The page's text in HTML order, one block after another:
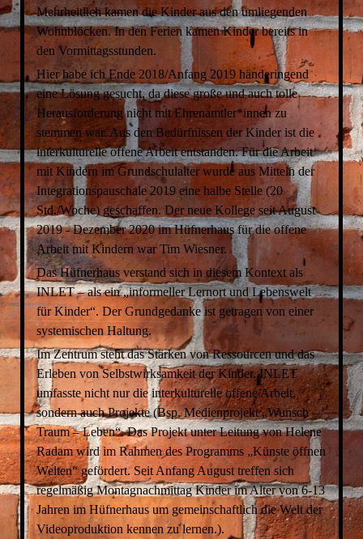
Mehrheitlich kamen die Kinder aus den umliegenden
Wohnblöcken. In den Ferien kamen Kinder bereits in
den Vormittagsstunden.
Hier habe ich Ende 2018/Anfang 2019 händeringend
eine Lösung gesucht, da diese große und auch tolle
Herausforderung nicht mit Ehrenamtler*innen zu
stemmen war. Aus den Bedürfnissen der Kinder ist die
interkulturelle offene Arbeit entstanden. Für die Arbeit
mit Kindern im Grundschulalter wurde aus Mitteln der
Integrationspauschale 2019 eine halbe Stelle (20
Std./Woche) geschaffen. Der neue Kollege seit August
2019 - Dezember 2020 im Hüfnerhaus für die offene
Arbeit mit Kindern war Tim Wiesner.
Das Hüfnerhaus verstand sich in diesem Kontext als
INLET – als ein „informeller Lernort und Lebenswelt
für Kinder“. Der Grundgedanke ist getragen von einer
systemischen Haltung.
Im Zentrum steht das Stärken von Ressourcen und das
Erleben von Selbstwirksamkeit der Kinder. INLET
umfasste nicht nur die interkulturelle offene Arbeit,
sondern auch Projekte (Bsp. Medienprojekt „Wunsch –
Traum – Leben“. Das Projekt unter Leitung von Helene
Radam wird im Rahmen des Programms „Künste öffnen
Welten“ gefördert. Seit Anfang August treffen sich
regelmäßig Montagnachmittag Kinder im Alter von 6-13
Jahren im Hüfnerhaus um gemeinschaftlich die Welt der
Videoproduktion kennen zu lernen.).